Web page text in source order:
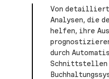
Von
Analysen, die
helfen, ihre
durch
Schnittstellen